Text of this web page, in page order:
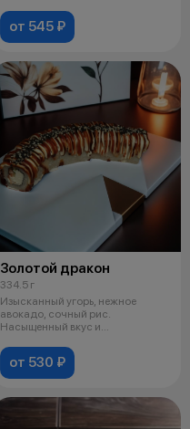
от 545 ₽
Золотой дракон
334.5 г
Изысканный угорь, нежное
авокадо, сочный рис.
Насыщенный вкус и
от 530 ₽